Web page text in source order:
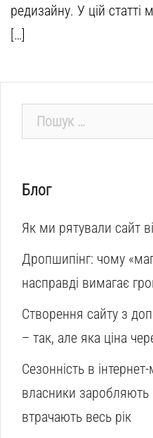
редизайну. У цій статті
[…]
Пошук:
Блог
Як ми рятували сайт
Дропшипінг: чому
насправді вимагає
Створення сайту з
– так, але яка ціна
Сезонність в
власники заробляють
втрачають весь рік